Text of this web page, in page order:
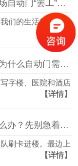
突发状况！商场自动门“罢工”或夹人，你该怎么办？
们的生活带来了极
【详情】
防患于未然：为什么自动门需要定期“体检”？
字楼、医院和酒店
【详情】
闸机不开门怎么办？先别急着拆设备
刷卡进楼。最边上
【详情】